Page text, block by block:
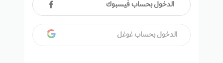
الدخول بحساب فيسبوك
الدخول بحساب غوغل